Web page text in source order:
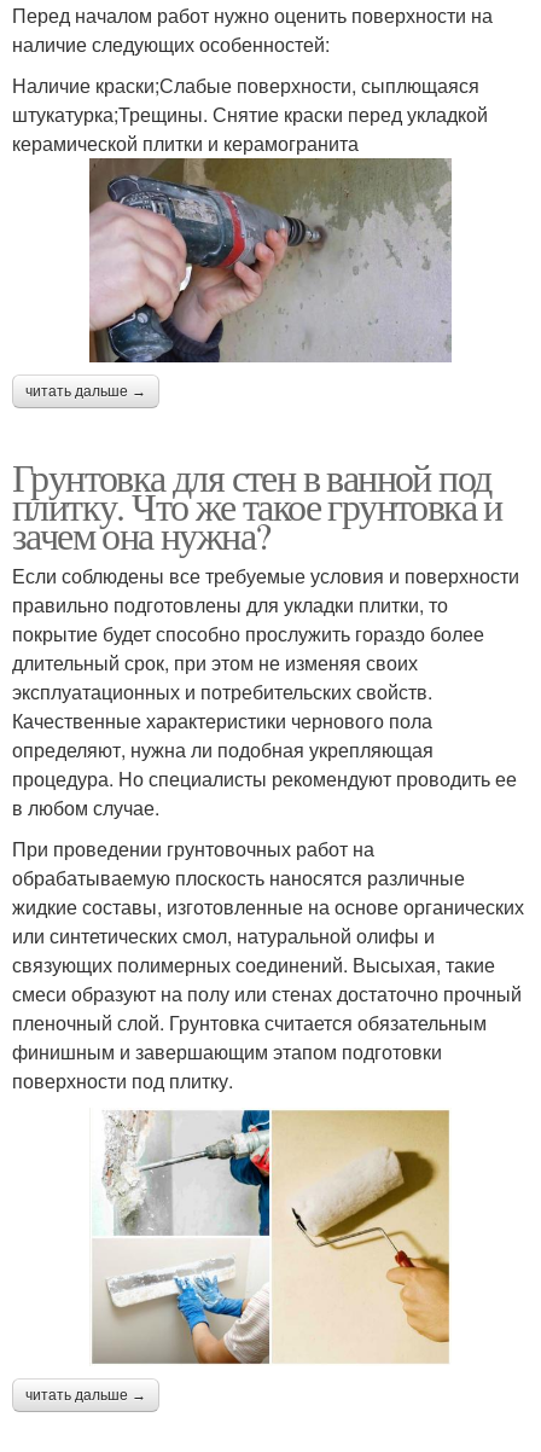
Перед началом работ нужно оценить поверхности на
наличие следующих особенностей:
Наличие краски;Слабые поверхности, сыплющаяся
штукатурка;Трещины. Снятие краски перед укладкой
керамической плитки и керамогранита
читать дальше →
Грунтовка для стен в ванной под
плитку. Что же такое грунтовка и
зачем она нужна?
Если соблюдены все требуемые условия и поверхности
правильно подготовлены для укладки плитки, то
покрытие будет способно прослужить гораздо более
длительный срок, при этом не изменяя своих
эксплуатационных и потребительских свойств.
Качественные характеристики чернового пола
определяют, нужна ли подобная укрепляющая
процедура. Но специалисты рекомендуют проводить ее
в любом случае.
При проведении грунтовочных работ на
обрабатываемую плоскость наносятся различные
жидкие составы, изготовленные на основе органических
или синтетических смол, натуральной олифы и
связующих полимерных соединений. Высыхая, такие
смеси образуют на полу или стенах достаточно прочный
пленочный слой. Грунтовка считается обязательным
финишным и завершающим этапом подготовки
поверхности под плитку.
читать дальше →